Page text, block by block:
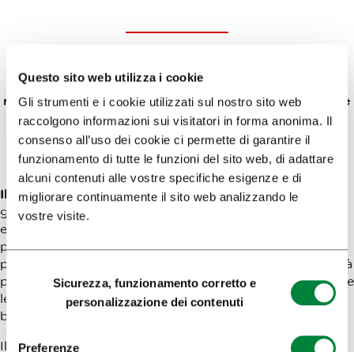
Questo sito web utilizza i cookie
Gli strumenti e i cookie utilizzati sul nostro sito web
raccolgono informazioni sui visitatori in forma anonima. Il
consenso all’uso dei cookie ci permette di garantire il
funzionamento di tutte le funzioni del sito web, di adattare
alcuni contenuti alle vostre specifiche esigenze e di
migliorare continuamente il sito web analizzando le
vostre visite.
Selezione
del
Sicurezza, funzionamento corretto e
personalizzazione dei contenuti
Preferenze
Mondo delle Piscine delle Meraviglie e relax nel
rinnovato Wellness Atlantis, indipendentemente dalle
condizioni meteorologiche (7 giorni su 7, tutto
l'anno).
Il Mondo delle Piscine delle Meraviglieaffascina tutti
gli amanti del tempo libero attivo con piscine interne ed
esterne, quattro scivoli, una grotta sotterranea, una
piscina con onde, un parco giochi d'acqua e una piscina
per bambini. È anche la destinazione ideale per le attività
per bambini durante le vacanze, le feste di compleanno e
le lezioni di nuoto per bambini di tutte le età: neonati,
bambini piccoli e scolari.
Il rinnovatoWellness Atlantis
invita al relax e al